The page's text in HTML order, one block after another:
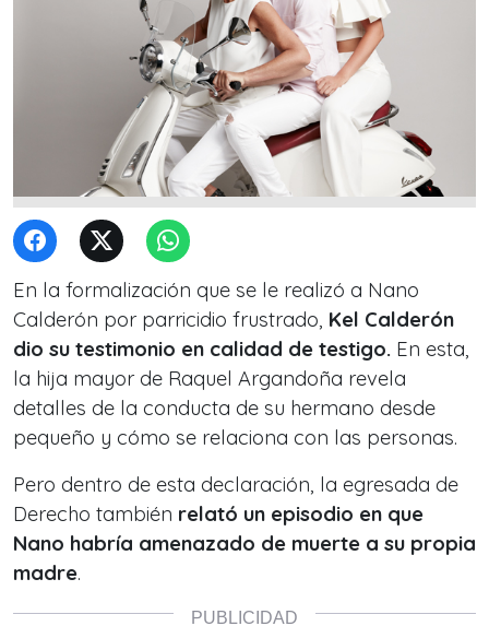
En la formalización que se le realizó a Nano
Calderón por parricidio frustrado, Kel Calderón
dio su testimonio en calidad de testigo. En esta,
la hija mayor de Raquel Argandoña revela
detalles de la conducta de su hermano desde
pequeño y cómo se relaciona con las personas.
Pero dentro de esta declaración, la egresada de
Derecho también relató un episodio en que
Nano habría amenazado de muerte a su propia
madre.